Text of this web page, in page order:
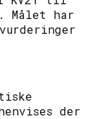
Målet har
der